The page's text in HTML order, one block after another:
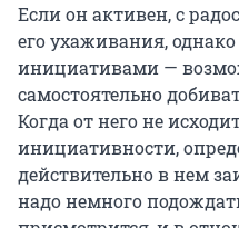
Если он активен, с
его ухаживания,
инициативами —
самостоятельно
Когда от него не
инициативности,
действительно в нем
надо немного